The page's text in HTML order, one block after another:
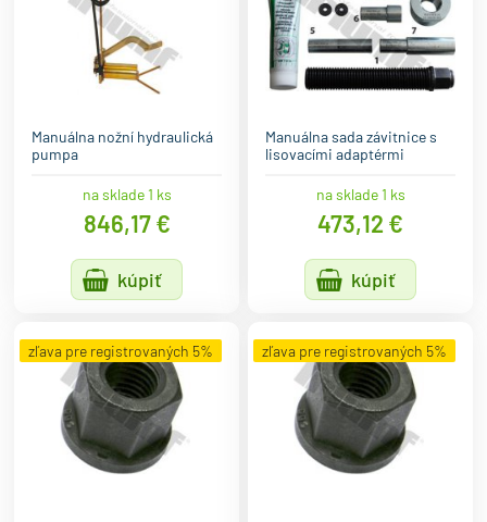
Manuálna nožní hydraulická
pumpa
na sklade 1 ks
846,17 €
kúpiť
Manuálna sada závitnice s
lisovacími adaptérmi
na sklade 1 ks
473,12 €
kúpiť
zľava pre registrovaných 5% zľava pre registrovaných 5%